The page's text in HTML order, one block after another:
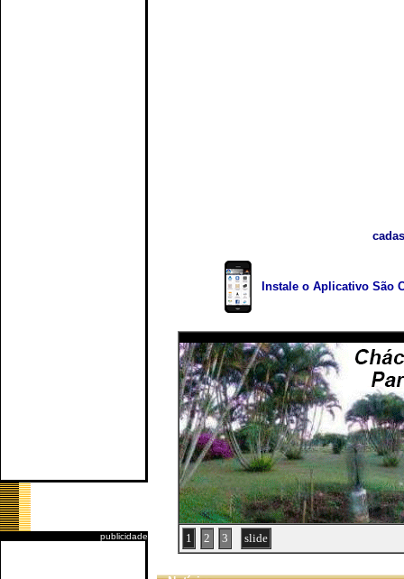
publicidade
Instale o Aplicativo São
1 2 3 slide